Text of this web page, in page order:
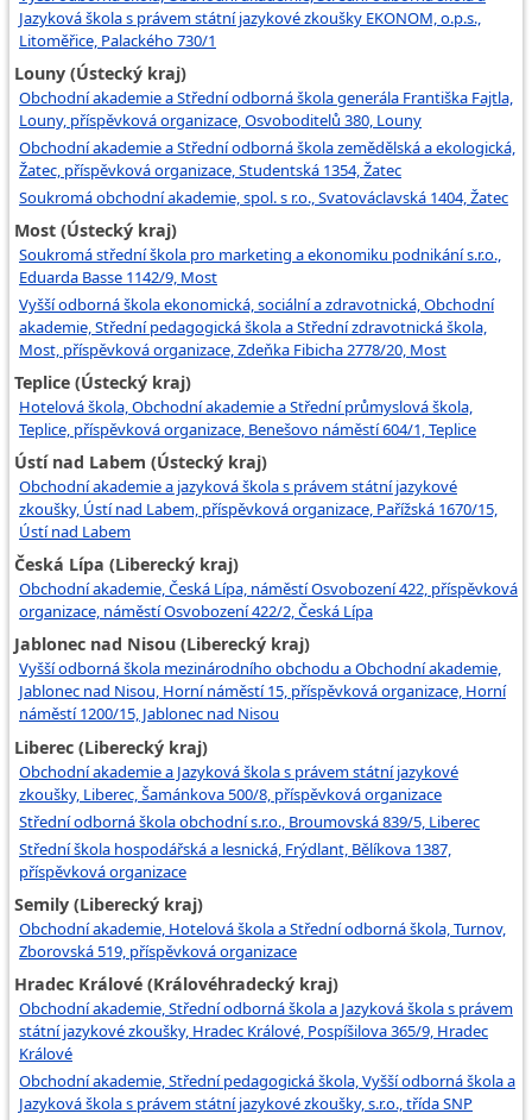
Jazyková škola s právem státní jazykové zkoušky EKONOM, o.p.s.,
Litoměřice, Palackého 730/1
Louny (Ústecký kraj)
Obchodní akademie a Střední odborná škola generála Františka Fajtla,
Louny, příspěvková organizace, Osvoboditelů 380, Louny
Obchodní akademie a Střední odborná škola zemědělská a ekologická,
Žatec, příspěvková organizace, Studentská 1354, Žatec
Soukromá obchodní akademie, spol. s r.o., Svatováclavská 1404, Žatec
Most (Ústecký kraj)
Soukromá střední škola pro marketing a ekonomiku podnikání s.r.o.,
Eduarda Basse 1142/9, Most
Vyšší odborná škola ekonomická, sociální a zdravotnická, Obchodní
akademie, Střední pedagogická škola a Střední zdravotnická škola,
Most, příspěvková organizace, Zdeňka Fibicha 2778/20, Most
Teplice (Ústecký kraj)
Hotelová škola, Obchodní akademie a Střední průmyslová škola,
Teplice, příspěvková organizace, Benešovo náměstí 604/1, Teplice
Ústí nad Labem (Ústecký kraj)
Obchodní akademie a jazyková škola s právem státní jazykové
zkoušky, Ústí nad Labem, příspěvková organizace, Pařížská 1670/15,
Ústí nad Labem
Česká Lípa (Liberecký kraj)
Obchodní akademie, Česká Lípa, náměstí Osvobození 422, příspěvková
organizace, náměstí Osvobození 422/2, Česká Lípa
Jablonec nad Nisou (Liberecký kraj)
Vyšší odborná škola mezinárodního obchodu a Obchodní akademie,
Jablonec nad Nisou, Horní náměstí 15, příspěvková organizace, Horní
náměstí 1200/15, Jablonec nad Nisou
Liberec (Liberecký kraj)
Obchodní akademie a Jazyková škola s právem státní jazykové
zkoušky, Liberec, Šamánkova 500/8, příspěvková organizace
Střední odborná škola obchodní s.r.o., Broumovská 839/5, Liberec
Střední škola hospodářská a lesnická, Frýdlant, Bělíkova 1387,
příspěvková organizace
Semily (Liberecký kraj)
Obchodní akademie, Hotelová škola a Střední odborná škola, Turnov,
Zborovská 519, příspěvková organizace
Hradec Králové (Královéhradecký kraj)
Obchodní akademie, Střední odborná škola a Jazyková škola s právem
státní jazykové zkoušky, Hradec Králové, Pospíšilova 365/9, Hradec
Králové
Obchodní akademie, Střední pedagogická škola, Vyšší odborná škola a
Jazyková škola s právem státní jazykové zkoušky, s.r.o., třída SNP